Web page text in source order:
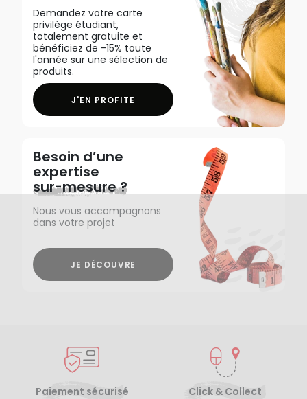
Demandez votre carte
privilège étudiant,
totalement gratuite et
bénéficiez de -15% toute
l'année sur une sélection de
produits.
J'EN PROFITE
Besoin d’une
expertise
sur-mesure ?
Nous vous accompagnons
dans votre projet
JE DÉCOUVRE
Paiement sécurisé
Click & Collect